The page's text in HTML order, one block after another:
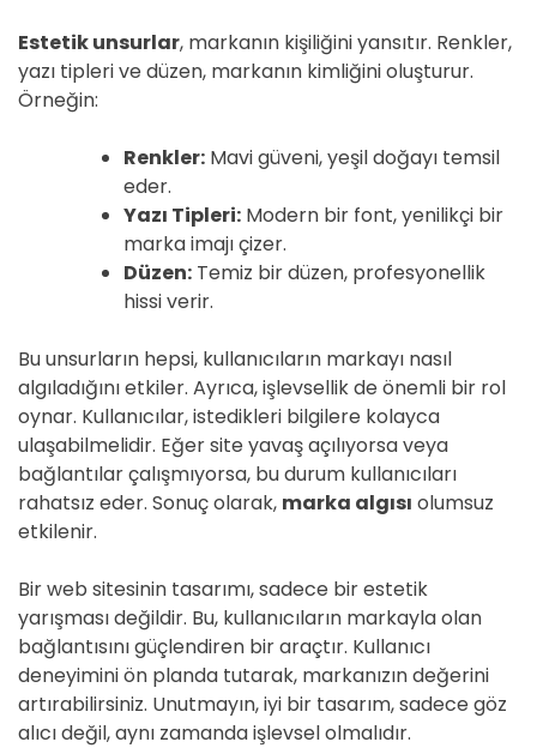
Estetik unsurlar, markanın kişiliğini yansıtır. Renkler,
yazı tipleri ve düzen, markanın kimliğini oluşturur.
Örneğin:
Renkler: Mavi güveni, yeşil doğayı temsil
eder.
Yazı Tipleri: Modern bir font, yenilikçi bir
marka imajı çizer.
Düzen: Temiz bir düzen, profesyonellik
hissi verir.
Bu unsurların hepsi, kullanıcıların markayı nasıl
algıladığını etkiler. Ayrıca, işlevsellik de önemli bir rol
oynar. Kullanıcılar, istedikleri bilgilere kolayca
ulaşabilmelidir. Eğer site yavaş açılıyorsa veya
bağlantılar çalışmıyorsa, bu durum kullanıcıları
rahatsız eder. Sonuç olarak, marka algısı olumsuz
etkilenir.
Bir web sitesinin tasarımı, sadece bir estetik
yarışması değildir. Bu, kullanıcıların markayla olan
bağlantısını güçlendiren bir araçtır. Kullanıcı
deneyimini ön planda tutarak, markanızın değerini
artırabilirsiniz. Unutmayın, iyi bir tasarım, sadece göz
alıcı değil, aynı zamanda işlevsel olmalıdır.